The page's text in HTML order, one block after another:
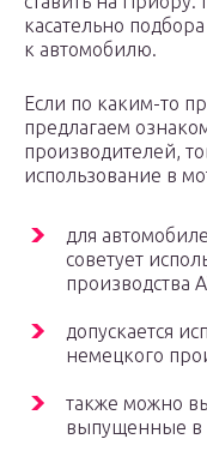
касательно
к автомобилю.
Если по каким-то
предлагаем
производителей,
использование в
для
советует
допускается
немецкого
также можно
выпущенные в